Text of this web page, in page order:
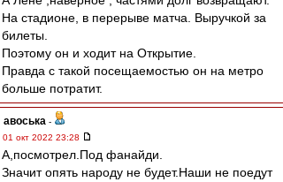
На стадионе, в перерыве матча. Выручкой за
билеты.
Поэтому он и ходит на Открытие.
Правда с такой посещаемостью он на метро
больше потратит.
авоська -
01 окт 2022 23:28
А,посмотрел.Под фанайди.
Значит опять народу не будет.Наши не поедут